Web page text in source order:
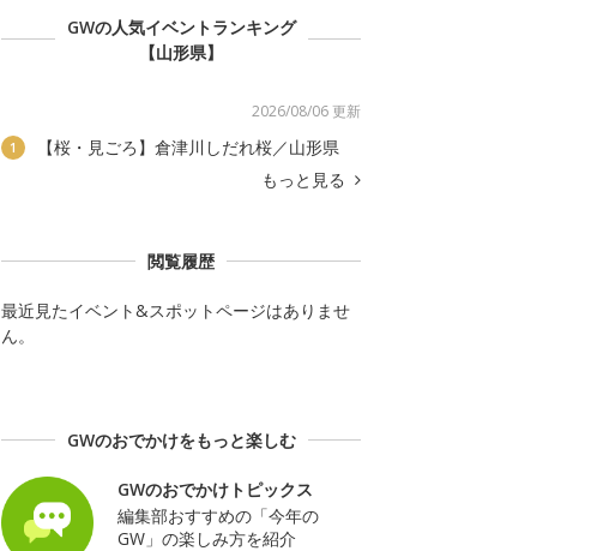
GWの人気イベントランキング
【山形県】
2026/08/06 更新
1
【桜・見ごろ】倉津川しだれ桜／山形県
もっと見る
閲覧履歴
最近見たイベント&スポットページはありませ
ん。
GWのおでかけをもっと楽しむ
GWのおでかけトピックス
編集部おすすめの「今年の
GW」の楽しみ方を紹介